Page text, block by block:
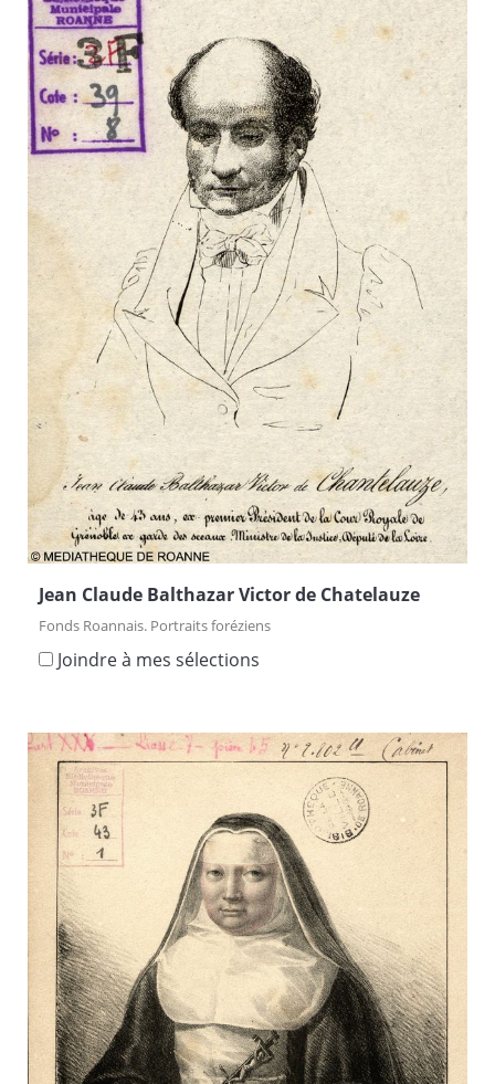
Jean Claude Balthazar Victor de Chatelauze
Fonds Roannais. Portraits foréziens
Joindre à mes sélections